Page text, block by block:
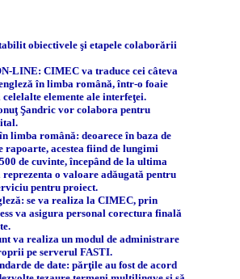
obiectivele şi etapele colaborării
LINE: CIMEC va traduce cei câteva
în limba română, într-o foaie
elemente ale interfeţei.
Şandric vor colabora pentru
limba română: deoarece în baza de
rapoarte, acestea fiind de lungimi
de cuvinte, începând de la ultima
o valoare adăugată pentru
pentru proiect.
: se va realiza la CIMEC, prin
va asigura personal corectura finală
va realiza un modul de administrare
pe serverul FASTI.
de date: părţile au fost de acord